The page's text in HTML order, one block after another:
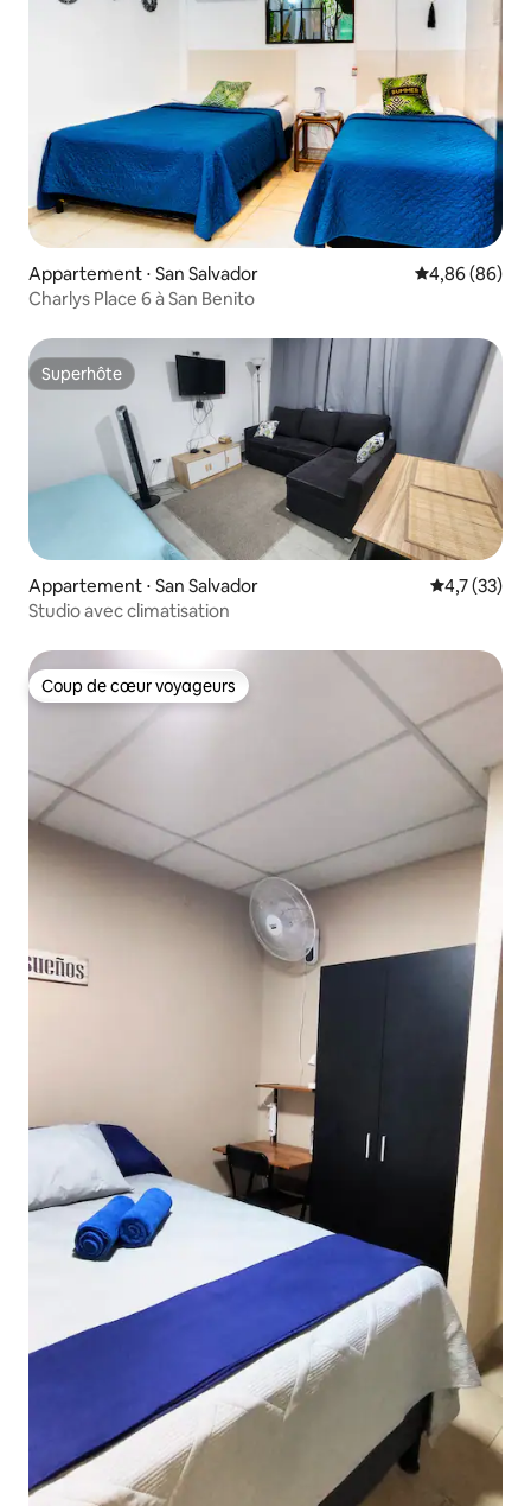
Appartement ⋅ San Salvador Évaluation
4,86 (86)
Charlys Place 6 à San Benito
Superhôte
Superhôte
Appartement ⋅ San Salvador Évaluation
4,7 (33)
Studio avec climatisation
Coup de cœur voyageurs
Coup de cœur voyageurs